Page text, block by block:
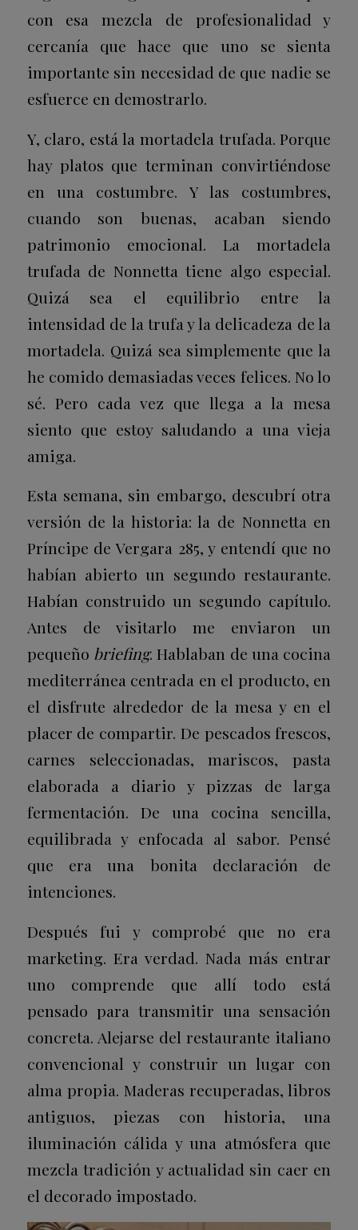
con esa mezcla de profesionalidad y
cercanía que hace que uno se sienta
importante sin necesidad de que nadie se
esfuerce en demostrarlo.
Y, claro, está la mortadela trufada. Porque
hay platos que terminan convirtiéndose
en una costumbre. Y las costumbres,
cuando son buenas, acaban siendo
patrimonio emocional. La mortadela
trufada de Nonnetta tiene algo especial.
Quizá sea el equilibrio entre la
intensidad de la trufa y la delicadeza de la
mortadela. Quizá sea simplemente que la
he comido demasiadas veces felices. No lo
sé. Pero cada vez que llega a la mesa
siento que estoy saludando a una vieja
amiga.
Esta semana, sin embargo, descubrí otra
versión de la historia: la de Nonnetta en
Príncipe de Vergara 285, y entendí que no
habían abierto un segundo restaurante.
Habían construido un segundo capítulo.
Antes de visitarlo me enviaron un
pequeño briefing. Hablaban de una cocina
mediterránea centrada en el producto, en
el disfrute alrededor de la mesa y en el
placer de compartir. De pescados frescos,
carnes seleccionadas, mariscos, pasta
elaborada a diario y pizzas de larga
fermentación. De una cocina sencilla,
equilibrada y enfocada al sabor. Pensé
que era una bonita declaración de
intenciones.
Después fui y comprobé que no era
marketing. Era verdad. Nada más entrar
uno comprende que allí todo está
pensado para transmitir una sensación
concreta. Alejarse del restaurante italiano
convencional y construir un lugar con
alma propia. Maderas recuperadas, libros
antiguos, piezas con historia, una
iluminación cálida y una atmósfera que
mezcla tradición y actualidad sin caer en
el decorado impostado.